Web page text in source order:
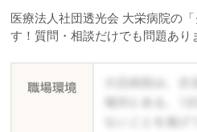
医療法人社団透光会 大栄病院の
す！質問・相談だけでも問題あり